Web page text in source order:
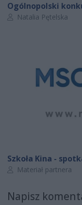
Ogólnopolski
Autor artykułu:
Natalia Pętelska
Szkoła Kina -
Autor artykułu:
Materiał partnera
Napisz